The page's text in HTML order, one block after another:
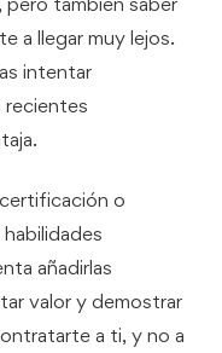
a llegar muy lejos.
intentar
recientes
o
añadirlas
valor y demostrar
a ti, y no a